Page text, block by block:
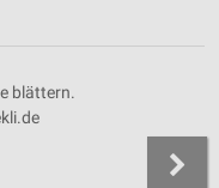
blättern.